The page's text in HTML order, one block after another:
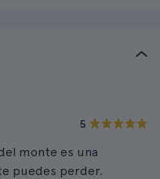
5
monte es una
puedes perder.